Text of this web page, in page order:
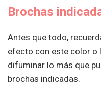
Brochas
Antes que todo,
efecto con este color o
difuminar lo más que
brochas indicadas.